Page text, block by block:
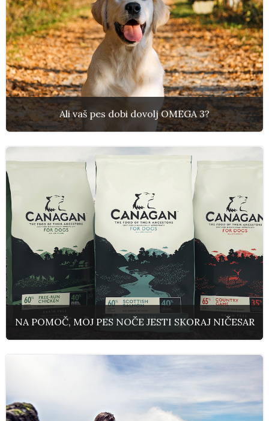
Ali vaš pes dobi dovolj OMEGA 3?
NA POMOČ, MOJ PES NOČE JESTI SKORAJ NIČESAR